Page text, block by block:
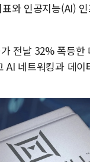
와 인공지능(AI)
전날 32% 폭등
AI 네트워킹과 데